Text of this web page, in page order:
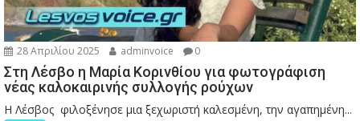
28 Απριλίου 2025 adminvoice 0
Στη Λέσβο η Μαρία Κορινθίου για φωτογράφιση
νέας καλοκαιρινής συλλογής ρούχων
Η Λέσβος φιλοξένησε μια ξεχωριστή καλεσμένη, την αγαπημένη...